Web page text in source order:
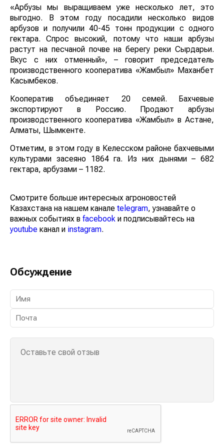
«Арбузы мы выращиваем уже несколько лет, это
выгодно. В этом году посадили несколько видов
арбузов и получили 40-45 тонн продукции с одного
гектара. Спрос высокий, потому что наши арбузы
растут на песчаной почве на берегу реки Сырдарьи.
Вкус с них отменный», – говорит председатель
производственного кооператива «Жамбыл» Маханбет
Касымбеков.
Кооператив объединяет 20 семей. Бахчевые
экспортируют в Россию. Продают арбузы
производственного кооператива «Жамбыл» в Астане,
Алматы, Шымкенте.
Отметим, в этом году в Келесском районе бахчевыми
культурами засеяно 1864 га. Из них дынями – 682
гектара, арбузами – 1182.
Смотрите больше интересных агроновостей
Казахстана на нашем канале telegram, узнавайте о
важных событиях в facebook и подписывайтесь на
youtube канал и instagram.
Обсуждение